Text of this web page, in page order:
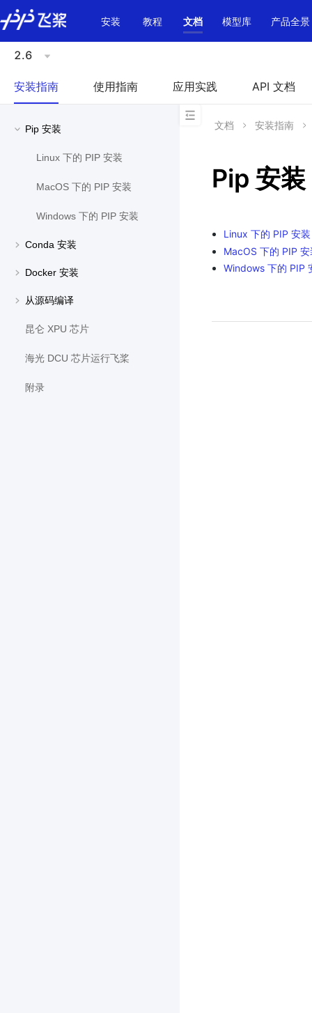
\u200E
安装
教程 文档 模型库 产品全景
2.6
安装指南 使用指南 应用实践 API 文档
Pip 安装
Linux 下的 PIP 安装
MacOS 下的 PIP 安装
Windows 下的 PIP 安装
Conda 安装
Docker 安装
从源码编译
昆仑 XPU 芯片
海光 DCU 芯片运行飞桨
附录
文档 安装指南
Pip 安装
Linux 下的 PIP 安装
MacOS 下的 PIP 安
Windows 下的 PIP